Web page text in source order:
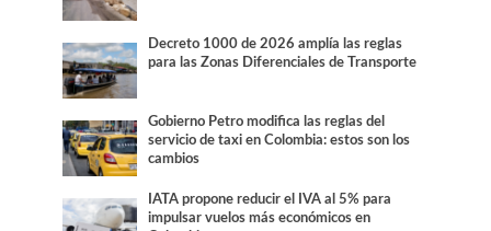
Decreto 1000 de 2026 amplía las reglas
para las Zonas Diferenciales de Transporte
Gobierno Petro modifica las reglas del
servicio de taxi en Colombia: estos son los
cambios
IATA propone reducir el IVA al 5% para
impulsar vuelos más económicos en